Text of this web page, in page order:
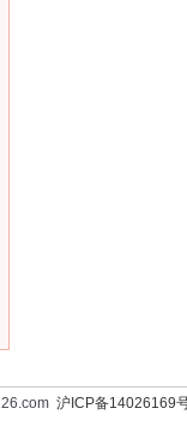
沪ICP备14026169